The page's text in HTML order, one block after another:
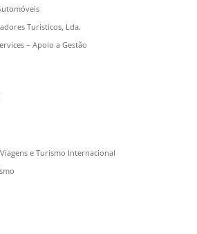
Turisticos, Lda.
– Apoio a Gestão
e Turismo Internacional